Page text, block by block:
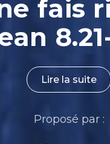
fais
Lire la suite
Proposé par :